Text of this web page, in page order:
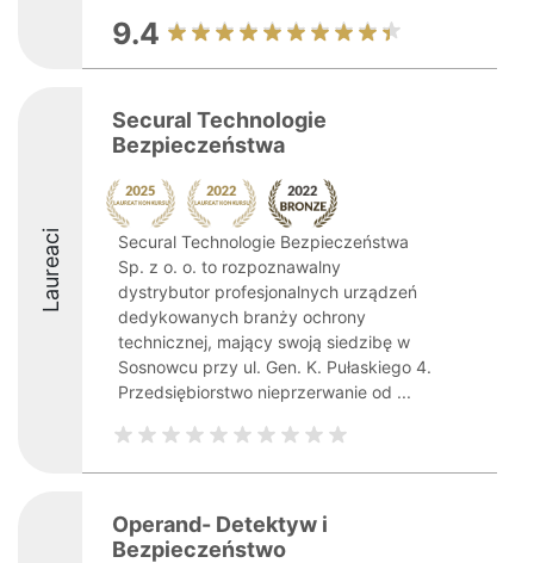
9.4
Laureaci
Secural Technologie
Bezpieczeństwa
Secural Technologie Bezpieczeństwa
Sp. z o. o. to rozpoznawalny
dystrybutor profesjonalnych urządzeń
dedykowanych branży ochrony
technicznej, mający swoją siedzibę w
Sosnowcu przy ul. Gen. K. Pułaskiego 4.
Przedsiębiorstwo nieprzerwanie od ...
Operand- Detektyw i
Bezpieczeństwo